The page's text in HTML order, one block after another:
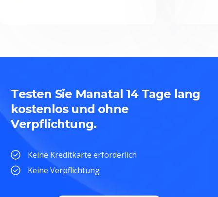
Testen Sie Manatal 14 Tage lang
kostenlos und ohne
Verpflichtung.
Keine Kreditkarte erforderlich
Keine Verpflichtung